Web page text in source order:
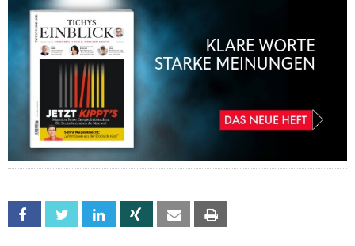
Facebook Twitter Linkedin Xing Email